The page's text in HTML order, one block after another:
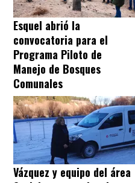
Esquel abrió la
convocatoria para el
Programa Piloto de
Manejo de Bosques
Comunales
Vázquez y equipo del área